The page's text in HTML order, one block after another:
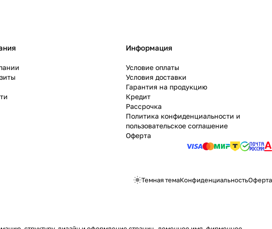
Информация
Условие оплаты
Условия доставки
Гарантия на продукцию
Кредит
Рассрочка
Политика конфиденциальности и
пользовательское соглашение
Оферта
Темная темаКонфиденциальностьОферта